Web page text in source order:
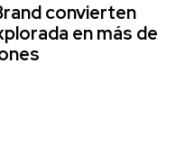
convierten
en más de